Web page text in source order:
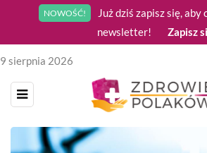
NOWOŚĆ!
Już dziś zapisz się,
newsletter!
Zapisz
9 sierpnia 2026